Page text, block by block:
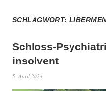
SCHLAGWORT:
Schloss-
insolvent
5. April 2024